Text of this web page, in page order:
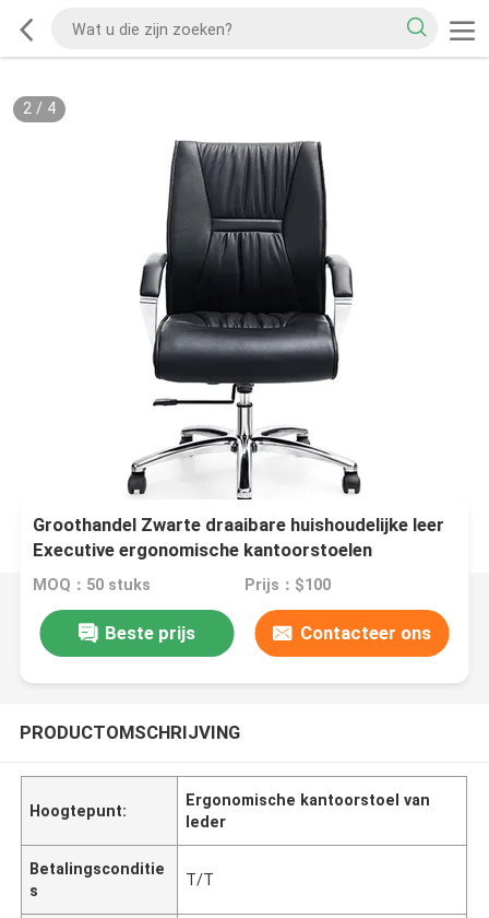
2/ 4
Groothandel Zwarte draaibare huishoudelijke leer
Executive ergonomische kantoorstoelen
MOQ：50 stuks Prijs：$100
Beste prijs Contacteer ons
PRODUCTOMSCHRIJVING
Hoogtepunt:
Ergonomische kantoorstoel van
leder
Betalingsconditie
s
T/T